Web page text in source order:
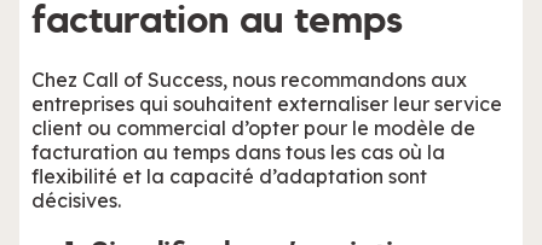
facturation au temps
Chez Call of Success, nous recommandons aux
entreprises qui souhaitent externaliser leur service
client ou commercial d’opter pour le modèle de
facturation au temps dans tous les cas où la
flexibilité et la capacité d’adaptation sont
décisives.